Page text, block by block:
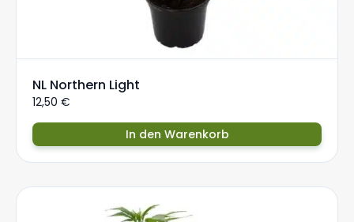
NL Northern Light
12,50 €
In den Warenkorb